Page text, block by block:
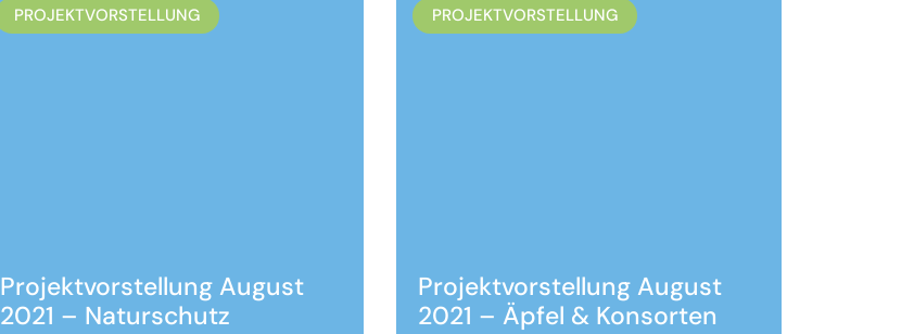
PROJEKTVORSTELLUNG
Projektvorstellung August
2021 – Naturschutz
PROJEKTVORSTELLUNG
Projektvorstellung August
2021 – Äpfel & Konsorten